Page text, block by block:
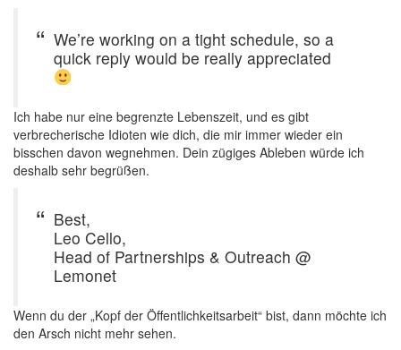
We’re working on a tight schedule, so a
quick reply would be really appreciated
Ich habe nur eine begrenzte Lebenszeit, und es gibt
verbrecherische Idioten wie dich, die mir immer wieder ein
bisschen davon wegnehmen. Dein zügiges Ableben würde ich
deshalb sehr begrüßen.
Best,
Leo Cello,
Head of Partnerships & Outreach @
Lemonet
Wenn du der „Kopf der Öffentlichkeitsarbeit“ bist, dann möchte ich
den Arsch nicht mehr sehen.